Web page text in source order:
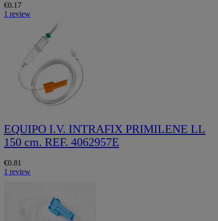
€0.17
1 review
EQUIPO I.V. INTRAFIX PRIMILENE LL
150 cm. REF. 4062957E
€0.81
1 review